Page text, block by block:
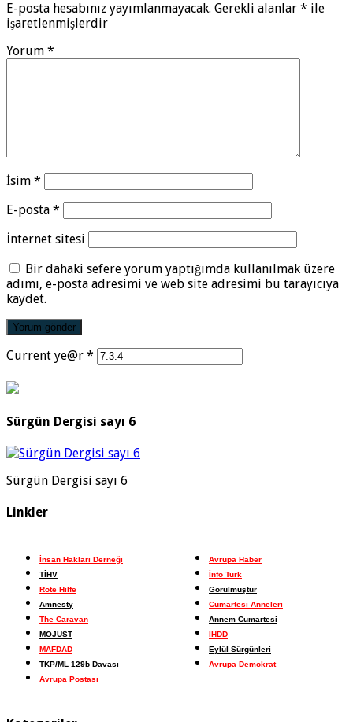
E-posta hesabınız yayımlanmayacak. Gerekli alanlar * ile
işaretlenmişlerdir
Yorum *
İsim *
E-posta *
İnternet sitesi
Bir dahaki sefere yorum yaptığımda kullanılmak üzere
adımı, e-posta adresimi ve web site adresimi bu tarayıcıya
kaydet.
Current ye@r *
Sürgün Dergisi sayı 6
Sürgün Dergisi sayı 6
Linkler
İnsan Hakları Derneği
TİHV
Rote Hilfe
Amnesty
The Caravan
MOJUST
MAFDAD
TKP/ML 129b Davası
Avrupa Postası
Avrupa Haber
İnfo Turk
Görülmüştür
Cumartesi Anneleri
Annem Cumartesi
IHDD
Eylül Sürgünleri
Avrupa Demokrat